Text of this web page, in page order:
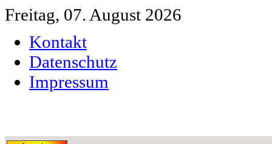
Freitag, 07. August 2026
Kontakt
Datenschutz
Impressum